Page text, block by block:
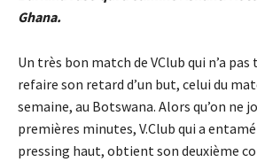
Ghana.
Un très bon match de VClub qui n’a
refaire son retard d’un but, celui du
semaine, au Botswana. Alors qu’on ne
premières minutes, V.Club qui a
pressing haut, obtient son deuxième